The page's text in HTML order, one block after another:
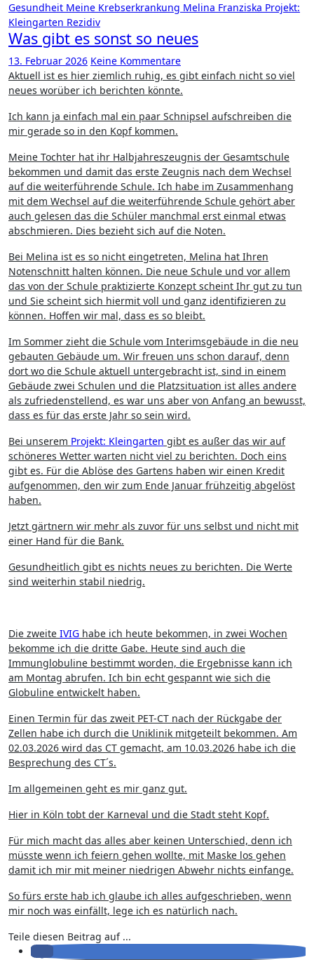
Gesundheit Meine Krebserkrankung Melina Franziska Projekt:
Kleingarten Rezidiv
Was gibt es sonst so neues
13. Februar 2026 Keine Kommentare
Aktuell ist es hier ziemlich ruhig, es gibt einfach nicht so viel
neues worüber ich berichten könnte.
Ich kann ja einfach mal ein paar Schnipsel aufschreiben die
mir gerade so in den Kopf kommen.
Meine Tochter hat ihr Halbjahreszeugnis der Gesamtschule
bekommen und damit das erste Zeugnis nach dem Wechsel
auf die weiterführende Schule. Ich habe im Zusammenhang
mit dem Wechsel auf die weiterführende Schule gehört aber
auch gelesen das die Schüler manchmal erst einmal etwas
abschmieren. Dies bezieht sich auf die Noten.
Bei Melina ist es so nicht eingetreten, Melina hat Ihren
Notenschnitt halten können. Die neue Schule und vor allem
das von der Schule praktizierte Konzept scheint Ihr gut zu tun
und Sie scheint sich hiermit voll und ganz identifizieren zu
können. Hoffen wir mal, dass es so bleibt.
Im Sommer zieht die Schule vom Interimsgebäude in die neu
gebauten Gebäude um. Wir freuen uns schon darauf, denn
dort wo die Schule aktuell untergebracht ist, sind in einem
Gebäude zwei Schulen und die Platzsituation ist alles andere
als zufriedenstellend, es war uns aber von Anfang an bewusst,
dass es für das erste Jahr so sein wird.
Bei unserem Projekt: Kleingarten gibt es außer das wir auf
schöneres Wetter warten nicht viel zu berichten. Doch eins
gibt es. Für die Ablöse des Gartens haben wir einen Kredit
aufgenommen, den wir zum Ende Januar frühzeitig abgelöst
haben.
Jetzt gärtnern wir mehr als zuvor für uns selbst und nicht mit
einer Hand für die Bank.
Gesundheitlich gibt es nichts neues zu berichten. Die Werte
sind weiterhin stabil niedrig.
Die zweite IVIG habe ich heute bekommen, in zwei Wochen
bekomme ich die dritte Gabe. Heute sind auch die
Immunglobuline bestimmt worden, die Ergebnisse kann ich
am Montag abrufen. Ich bin echt gespannt wie sich die
Globuline entwickelt haben.
Einen Termin für das zweit PET-CT nach der Rückgabe der
Zellen habe ich durch die Uniklinik mitgeteilt bekommen. Am
02.03.2026 wird das CT gemacht, am 10.03.2026 habe ich die
Besprechung des CT´s.
Im allgemeinen geht es mir ganz gut.
Hier in Köln tobt der Karneval und die Stadt steht Kopf.
Für mich macht das alles aber keinen Unterschied, denn ich
müsste wenn ich feiern gehen wollte, mit Maske los gehen
damit ich mir mit meiner niedrigen Abwehr nichts einfange.
So fürs erste hab ich glaube ich alles aufgeschrieben, wenn
mir noch was einfällt, lege ich es natürlich nach.
Teile diesen Beitrag auf ...